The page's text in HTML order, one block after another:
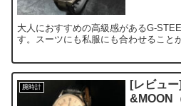
大人におすすめの高級感があるG-
す。スーツにも私服にも合わせること
腕時計
[レビュ
&MOON